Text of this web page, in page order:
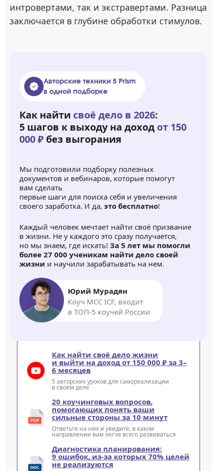
интровертами, так и экстравертами. Разница
заключается в глубине обработки стимулов.
Авторские техники 5 Prism
в одной подборке
Как найти своё дело в 2026:
5 шагов к выходу на доход от 150
000 ₽ без выгорания
Мы подготовили подборку полезных
документов и вебинаров, которые помогут
вам сделать
первые шаги для поиска себя и увеличения
своего заработка. И да, это бесплатно!
Каждый человек мечтает найти своё призвание
в жизни. Не у каждого это сразу получается,
но мы знаем, где искать! За 5 лет мы помогли
более 27 000 ученикам найти дело своей
жизни и научили зарабатывать на нем.
Юрий Мурадян
Коуч MCC ICF, входит
в ТОП-5 коучей России
Как найти своё дело жизни
и выйти на доход от 150 000 ₽ за 3–
6 месяцев
5 авторских уроков для самореализации
в своём деле
20 коучинговых вопросов,
помогающих понять ваши
сильные стороны за 10 минут
Ответьте на них и увидите, в каком
направлении вам легче всего развиваться
Диагностика планирования:
9 ошибок, из-за которых 70% целей
не реализуются